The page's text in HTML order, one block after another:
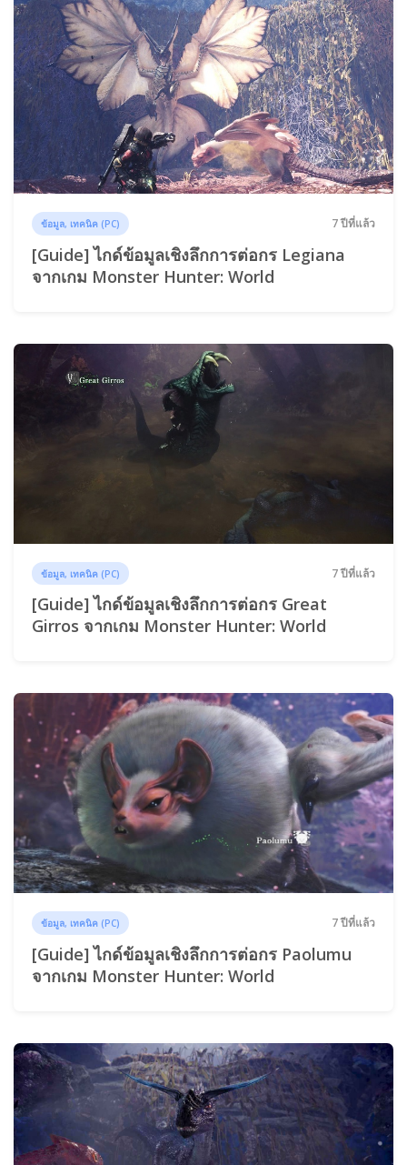
ข้อมูล, เทคนิค (PC) 7 ปีที่แล้ว
[Guide] ไกด์ข้อมูลเชิงลึกการต่อกร Legiana
จากเกม Monster Hunter: World
ข้อมูล, เทคนิค (PC) 7 ปีที่แล้ว
[Guide] ไกด์ข้อมูลเชิงลึกการต่อกร Great
Girros จากเกม Monster Hunter: World
ข้อมูล, เทคนิค (PC) 7 ปีที่แล้ว
[Guide] ไกด์ข้อมูลเชิงลึกการต่อกร Paolumu
จากเกม Monster Hunter: World